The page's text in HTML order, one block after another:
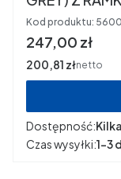
Kod produktu:
Cena
247,00 zł
Cena
200,81 złnetto
Dostępność:
Czas wysyłki:1-3